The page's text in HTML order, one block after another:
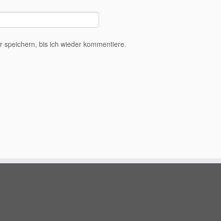
bis ich wieder kommentiere.